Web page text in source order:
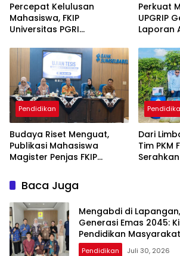
Percepat Kelulusan
Mahasiswa, FKIP
Universitas PGRI
Pelatihan Skripsi untuk 1.211
Peserta
Perkuat
UPGRIP
Laporan
Pendidikan
Budaya Riset Menguat,
Publikasi Mahasiswa
Magister Penjas FKIP
Dari
Tim PKM
Baca Juga
Mengabdi di
Generasi Emas 2045:
Pendidikan
PLN UP3 Ogan Ilir
Pendidikan Juli 30, 2026